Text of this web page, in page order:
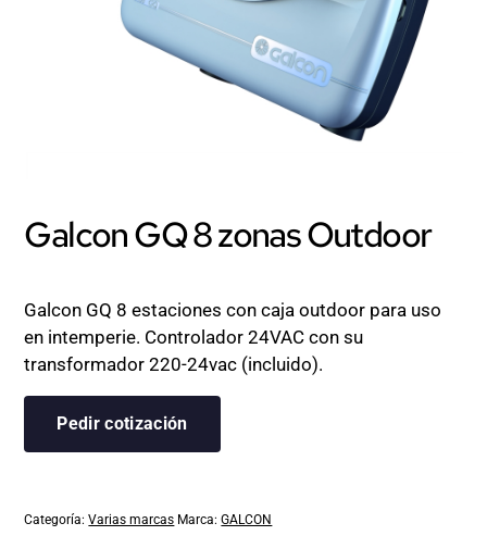
Galcon GQ 8 zonas Outdoor
Galcon GQ 8 estaciones con caja outdoor para uso
en intemperie. Controlador 24VAC con su
transformador 220-24vac (incluido).
Pedir cotización
Categoría:Varias marcas Marca:GALCON